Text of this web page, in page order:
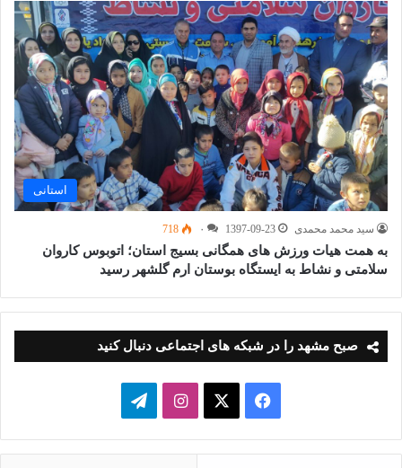
استانی
سید محمد محمدی 1397-09-23 ۰ 718
به همت هیات ورزش های همگانی بسیج استان؛ اتوبوس کاروان
سلامتی و نشاط به ایستگاه بوستان ارم گلشهر رسید
صبح مشهد را در شبکه های اجتماعی دنبال کنید
فیسبوک ایکساینستاگرامتلگرام